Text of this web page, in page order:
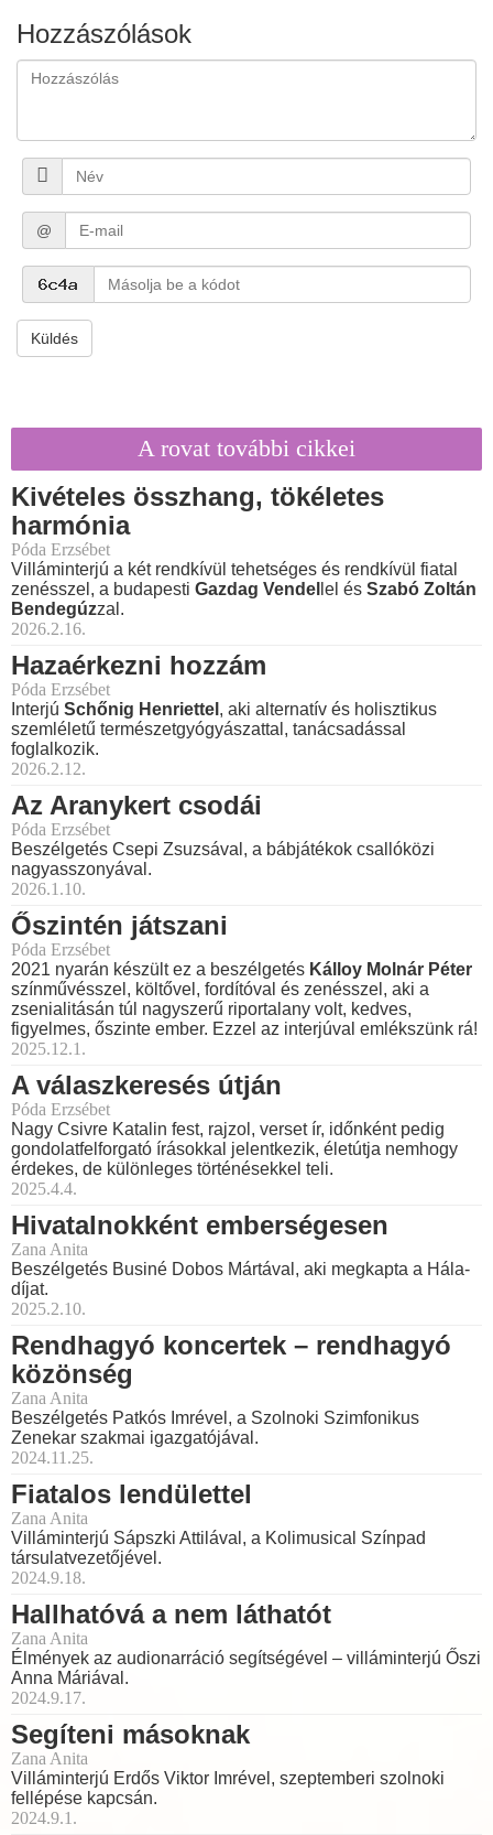
Hozzászólások
@
Küldés
A rovat további cikkei
Kivételes összhang, tökéletes
harmónia
Póda Erzsébet
Villáminterjú a két rendkívül tehetséges és rendkívül fiatal
zenésszel, a budapesti Gazdag Vendel lel és Szabó Zoltán
Bendegúzzal.
2026.2.16.
Hazaérkezni hozzám
Póda Erzsébet
Interjú Schőnig Henriettel , aki alternatív és holisztikus
szemléletű természetgyógyászattal, tanácsadással
foglalkozik.
2026.2.12.
Az Aranykert csodái
Póda Erzsébet
Beszélgetés Csepi Zsuzsával, a bábjátékok csallóközi
nagyasszonyával.
2026.1.10.
Őszintén játszani
Póda Erzsébet
2021 nyarán készült ez a beszélgetés Kálloy Molnár Péter
színművésszel, költővel, fordítóval és zenésszel, aki a
zsenialitásán túl nagyszerű riportalany volt, kedves,
figyelmes, őszinte ember. Ezzel az interjúval emlékszünk rá!
2025.12.1.
A válaszkeresés útján
Póda Erzsébet
Nagy Csivre Katalin fest, rajzol, verset ír, időnként pedig
gondolatfelforgató írásokkal jelentkezik, életútja nemhogy
érdekes, de különleges történésekkel teli.
2025.4.4.
Hivatalnokként emberségesen
Zana Anita
Beszélgetés Businé Dobos Mártával, aki megkapta a Hála-
díjat.
2025.2.10.
Rendhagyó koncertek – rendhagyó
közönség
Zana Anita
Beszélgetés Patkós Imrével, a Szolnoki Szimfonikus
Zenekar szakmai igazgatójával.
2024.11.25.
Fiatalos lendülettel
Zana Anita
Villáminterjú Sápszki Attilával, a Kolimusical Színpad
társulatvezetőjével.
2024.9.18.
Hallhatóvá a nem láthatót
Zana Anita
Élmények az audionarráció segítségével – villáminterjú Őszi
Anna Máriával.
2024.9.17.
Segíteni másoknak
Zana Anita
Villáminterjú Erdős Viktor Imrével, szeptemberi szolnoki
fellépése kapcsán.
2024.9.1.